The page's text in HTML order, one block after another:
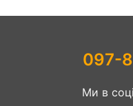
097-
Ми в